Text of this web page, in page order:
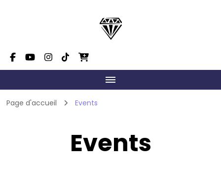
Dimension Danse Mont-
Tremblant
Page d'accueil Events
Events